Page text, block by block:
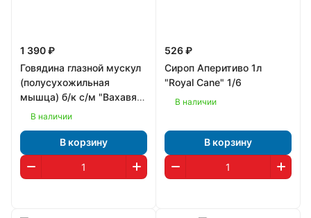
1 390 ₽
Говядина глазной мускул
(полусухожильная
мышца) б/к с/м "Вахавяк
Плюс" фас.
В наличии
В корзину
526 ₽
Сироп Аперитиво 1л
"Royal Cane" 1/6
В наличии
В корзину